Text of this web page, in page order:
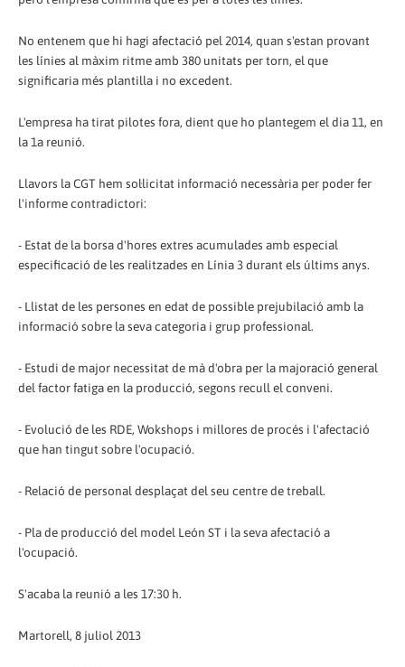
No entenem que hi hagi afectació pel 2014, quan s'estan provant
les línies al màxim ritme amb 380 unitats per torn, el que
significaria més plantilla i no excedent.
L'empresa ha tirat pilotes fora, dient que ho plantegem el dia 11, en
la 1a reunió.
Llavors la CGT hem sol·licitat informació necessària per poder fer
l'informe contradictori:
- Estat de la borsa d'hores extres acumulades amb especial
especificació de les realitzades en Línia 3 durant els últims anys.
- Llistat de les persones en edat de possible prejubilació amb la
informació sobre la seva categoria i grup professional.
- Estudi de major necessitat de mà d'obra per la majoració general
del factor fatiga en la producció, segons recull el conveni.
- Evolució de les RDE, Wokshops i millores de procés i l'afectació
que han tingut sobre l'ocupació.
- Relació de personal desplaçat del seu centre de treball.
- Pla de producció del model León ST i la seva afectació a
l'ocupació.
S'acaba la reunió a les 17:30 h.
Martorell, 8 juliol 2013